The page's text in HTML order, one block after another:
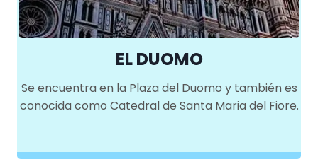
EL DUOMO
Se encuentra en la Plaza del Duomo y también es
conocida como Catedral de Santa Maria del Fiore.